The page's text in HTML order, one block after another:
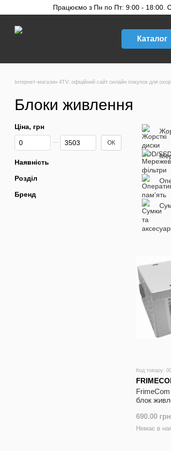
Перейти до основного контенту
Працюємо з Пн по Пт: 9:00 - 18:00.
Каталог
Інтернет-магазин 4TV: офіційний сайт онлайн покупок для
Блоки живлення
Код товару:
блок
690.00 грн
Немає в
Ціна, грн
Від Ціна, грн
До Ціна, грн ОК
Наявність
Розділ
Бренд